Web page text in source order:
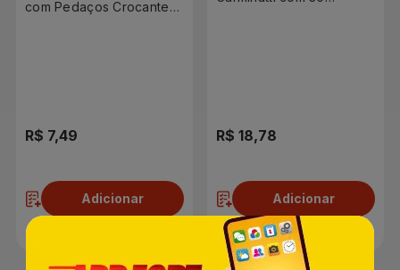
com Pedaços Crocante
R$ 7,49
Adicionar
R$ 18,78
Adicionar